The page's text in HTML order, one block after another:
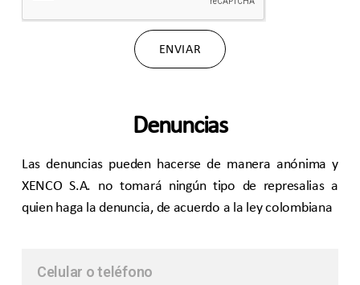
ENVIAR
Denuncias
Las denuncias pueden hacerse de manera anónima y
XENCO S.A. no tomará ningún tipo de represalias a
quien haga la denuncia, de acuerdo a la ley colombiana